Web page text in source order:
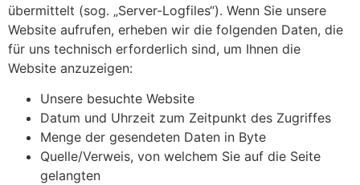
übermittelt (sog. „Server-Logfiles“). Wenn Sie unsere
Website aufrufen, erheben wir die folgenden Daten, die
für uns technisch erforderlich sind, um Ihnen die
Website anzuzeigen:
Unsere besuchte Website
Datum und Uhrzeit zum Zeitpunkt des Zugriffes
Menge der gesendeten Daten in Byte
Quelle/Verweis, von welchem Sie auf die Seite
gelangten